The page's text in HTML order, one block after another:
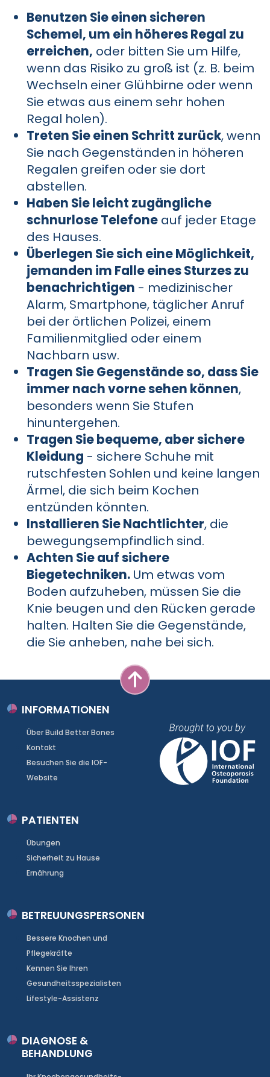
Benutzen Sie einen sicheren
Schemel, um ein höheres Regal zu
erreichen, oder bitten Sie um Hilfe,
wenn das Risiko zu groß ist (z. B. beim
Wechseln einer Glühbirne oder wenn
Sie etwas aus einem sehr hohen
Regal holen).
Treten Sie einen Schritt zurück, wenn
Sie nach Gegenständen in höheren
Regalen greifen oder sie dort
abstellen.
Haben Sie leicht zugängliche
schnurlose Telefone auf jeder Etage
des Hauses.
Überlegen Sie sich eine Möglichkeit,
jemanden im Falle eines Sturzes zu
benachrichtigen - medizinischer
Alarm, Smartphone, täglicher Anruf
bei der örtlichen Polizei, einem
Familienmitglied oder einem
Nachbarn usw.
Tragen Sie Gegenstände so, dass Sie
immer nach vorne sehen können,
besonders wenn Sie Stufen
hinuntergehen.
Tragen Sie bequeme, aber sichere
Kleidung - sichere Schuhe mit
rutschfesten Sohlen und keine langen
Ärmel, die sich beim Kochen
entzünden könnten.
Installieren Sie Nachtlichter, die
bewegungsempfindlich sind.
Achten Sie auf sichere
Biegetechniken. Um etwas vom
Boden aufzuheben, müssen Sie die
Knie beugen und den Rücken gerade
halten. Halten Sie die Gegenstände,
die Sie anheben, nahe bei sich.
INFORMATIONEN
Über Build Better Bones
Kontakt
Besuchen Sie die IOF-
Website
PATIENTEN
Übungen
Sicherheit zu Hause
Ernährung
BETREUUNGSPERSONEN
Bessere Knochen und
Pflegekräfte
Kennen Sie Ihren
Gesundheitsspezialisten
Lifestyle-Assistenz
DIAGNOSE &
BEHANDLUNG